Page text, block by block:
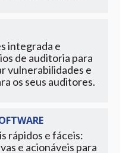
integrada e
de auditoria para
vulnerabilidades e
os seus auditores.
rápidos e fáceis:
e acionáveis ​​para